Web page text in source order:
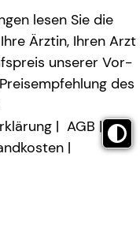
lesen Sie die
Ärztin, Ihren Arzt
unserer Vor-
des
AGB